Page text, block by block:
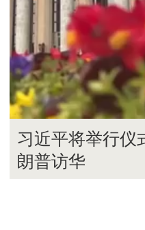
习近平将举行仪
朗普访华